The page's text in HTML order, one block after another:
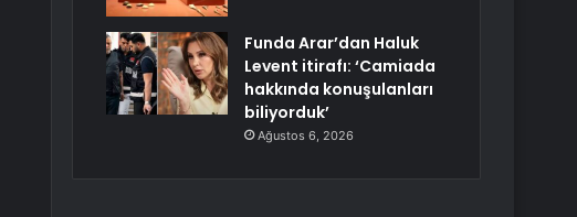
Funda Arar’dan Haluk
Levent itirafı: ‘Camiada
hakkında konuşulanları
biliyorduk’
Ağustos 6, 2026